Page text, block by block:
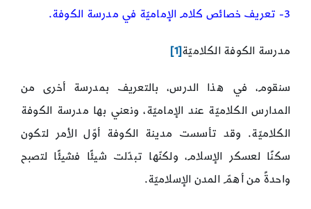
الكلاميّة
3- تعريف خصائص كلام الإماميّة في مدرسة الكوفة.
مدرسة الكوفة الكلاميّة [1]
سنقوم، في هذا الدرس، بالتعريف بمدرسة أخرى من
المدارس الكلاميّة عند الإماميّة، ونعني بها مدرسة الكوفة
الكلاميّة. وقد تأسست مدينة الكوفة أوّل الأمر لتكون
سكنًا لعسكر الإسلام، ولكنّها تبدّلت شيئًا فشيئًا لتصبح
واحدةً من أهمّ المدن الإسلاميّة.